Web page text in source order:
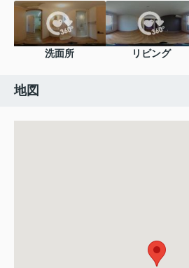
洗面所 リビング
地図